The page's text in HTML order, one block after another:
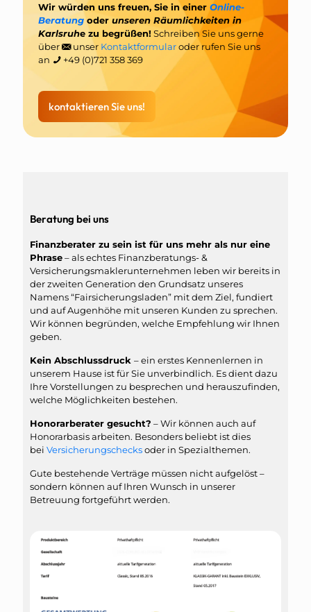
Wir würden uns freuen, Sie in einer Online-
Beratungoder unseren Räumlichkeiten in
Karlsruhe zu begrüßen! Schreiben Sie uns gerne
über
unser Kontaktformularoder rufen Sie uns
an
+49 (0)721 358 369
kontaktieren Sie uns!
Beratung bei uns
Finanzberater zu sein ist für uns mehr als nur eine
Phrase– als echtes Finanzberatungs- &
Versicherungsmaklerunternehmen leben wir bereits in
der zweiten Generation den Grundsatz unseres
Namens “Fairsicherungsladen” mit dem Ziel, fundiert
und auf Augenhöhe mit unseren Kunden zu sprechen.
Wir können begründen, welche Empfehlung wir Ihnen
geben.
Kein Abschlussdruck – ein erstes Kennenlernen in
unserem Hause ist für Sie unverbindlich. Es dient dazu
Ihre Vorstellungen zu besprechen und herauszufinden,
welche Möglichkeiten bestehen.
Honorarberater gesucht? – Wir können auch auf
Honorarbasis arbeiten. Besonders beliebt ist dies
bei Versicherungschecksoder in Spezialthemen.
Gute bestehende Verträge müssen nicht aufgelöst –
sondern können auf Ihren Wunsch in unserer
Betreuung fortgeführt werden.